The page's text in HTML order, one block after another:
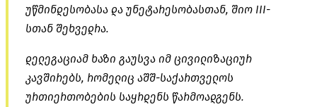
უწმინდესობასა და უნეტარესობასთან, შიო III-
სთან შეხვედრა.
დელეგაციამ ხაზი გაუსვა იმ ცივილიზაციურ
კავშირებს, რომელიც აშშ-საქართველოს
ურთიერთობების საყრდენს წარმოადგენს.